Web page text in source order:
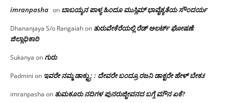
imranpasha on ಬಾಬಯ್ಯನ ಪಾಳ್ಯ ಹಿಂದೂ ಮುಸ್ಲಿಮ್ ಭಾವೈಕ್ಯತೆಯ ಸೌಂದರ್ಯ
Dhananjaya S/o Rangaiahon ತುರುವೇಕೆರೆಯಲ್ಲಿ ರೆಡ್ ಅಲರ್ಟ್ ಘೋಷಣೆ:
ಜಿಲ್ಲಾಧಿಕಾರಿ
Sukanya onಗುರು
Padmini on ಇವರೇ ನಮ್ಮ ಡಾಕ್ಟ್ರು; : ದೇವರೇ ಬಂದ್ರೂ ರಜನಿ ಡಾಕ್ಟರೇ ಹೇಳ್ ಬೇಕು!
imranpasha on ತುಮಕೂರು ನದಿಗಳ ಪುನರುಜ್ಜೀವನದ ಬಗ್ಗೆ ಮೌನ ಏಕೆ?